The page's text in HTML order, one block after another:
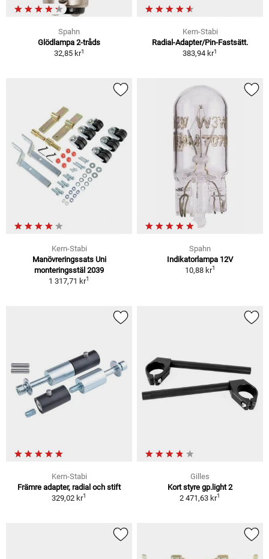
Spahn
Glödlampa 2-tråds
32,85 kr1
Kern-Stabi
Radial-Adapter/Pin-Fastsätt.
383,94 kr1
Kern-Stabi
Manövreringssats Uni
monteringsstäl 2039
1 317,71 kr1
Spahn
Indikatorlampa 12V
10,88 kr1
Kern-Stabi
Främre adapter, radial och stift
329,02 kr1
Gilles
Kort styre gp.light 2
2 471,63 kr1